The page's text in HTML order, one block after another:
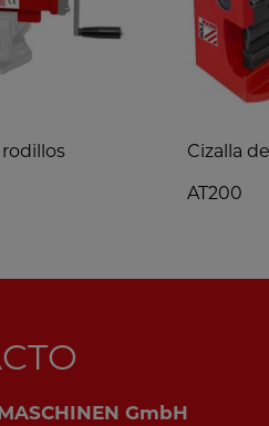
Cizalla
AT200
GmbH